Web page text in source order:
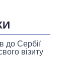
до Сербії
візиту